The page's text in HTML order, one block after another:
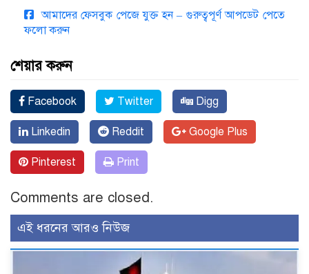
আমাদের ফেসবুক পেজে যুক্ত হন – গুরুত্বপূর্ণ আপডেট পেতে
ফলো করুন
শেয়ার করুন
Facebook Twitter Digg
Linkedin Reddit Google Plus
Pinterest Print
Comments are closed.
এই ধরনের আরও নিউজ